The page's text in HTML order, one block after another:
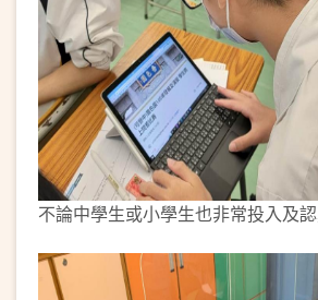
不論中學生或小學生也非常投入及